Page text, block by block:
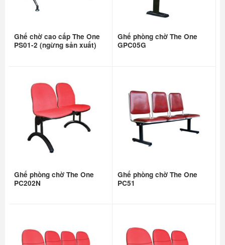
Ghế chờ cao cấp The One
PS01-2 (ngừng sản xuất)
Ghế phòng chờ The One
GPC05G
Ghế phòng chờ The One
PC202N
Ghế phòng chờ The One
PC51